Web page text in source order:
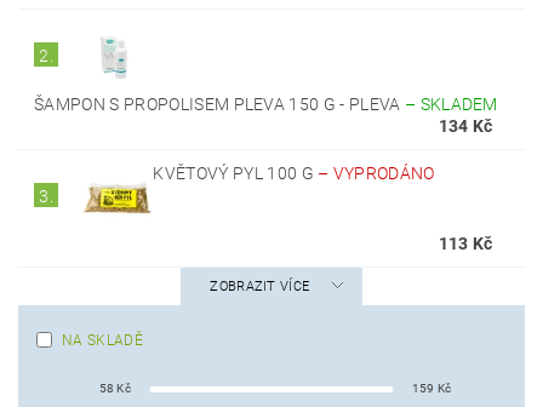
2.
ŠAMPON S PROPOLISEM PLEVA 150 G - PLEVA – SKLADEM
134 Kč
3.
KVĚTOVÝ PYL 100 G – VYPRODÁNO
113 Kč
ZOBRAZIT VÍCE
NA SKLADĚ
58 Kč 159 Kč